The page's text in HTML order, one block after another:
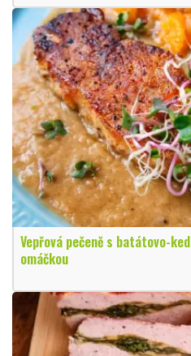
Vepřová pečeně s batátovo-
omáčkou